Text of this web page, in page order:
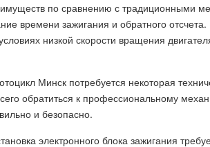
по сравнению с традиционными
времени зажигания и обратного
низкой скорости вращения
Минск потребуется некоторая
обратиться к профессиональному
и безопасно.
электронного блока зажигания